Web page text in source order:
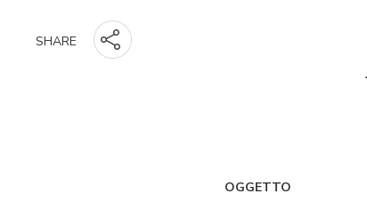
SHARE
OGGETTO